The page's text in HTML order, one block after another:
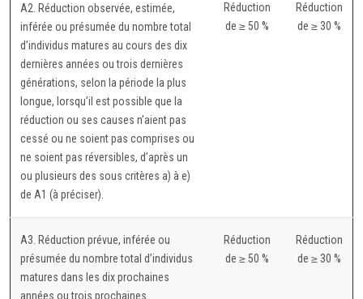
A2. Réduction observée, estimée,
inférée ou présumée du nombre total
d’individus matures au cours des dix
dernières années ou trois dernières
générations, selon la période la plus
longue, lorsqu’il est possible que la
réduction ou ses causes n’aient pas
cessé ou ne soient pas comprises ou
ne soient pas réversibles, d’après un
ou plusieurs des sous critères a) à e)
de A1 (à préciser).
Réduction
de ≥ 50 %
Réduction
de ≥ 30 %
A3. Réduction prévue, inférée ou
présumée du nombre total d’individus
matures dans les dix prochaines
années ou trois prochaines
Réduction
de ≥ 50 %
Réduction
de ≥ 30 %